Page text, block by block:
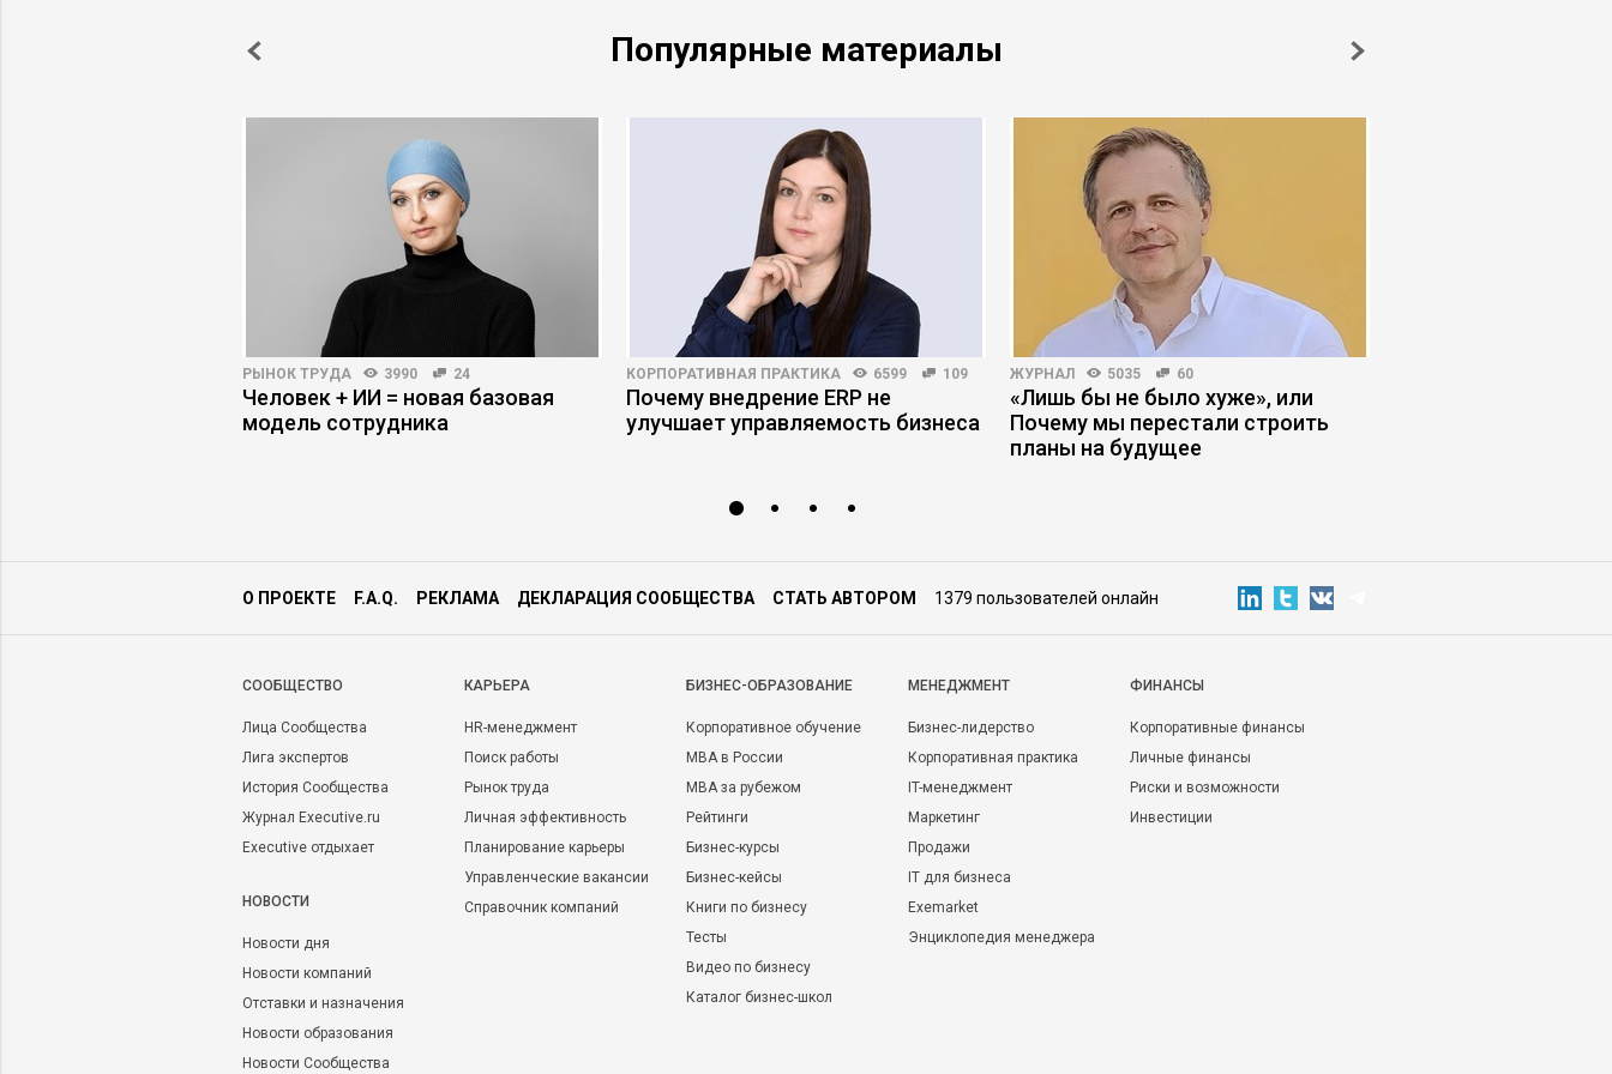
Популярные материалы
РЫНОК ТРУДА 3990 24
Человек + ИИ = новая базовая
модель сотрудника
КОРПОРАТИВНАЯ ПРАКТИКА 6599 109
Почему внедрение ERP не
улучшает управляемость бизнеса
ЖУРНАЛ 5035 60
«Лишь бы не было хуже», или
Почему мы перестали строить
планы на будущее
О ПРОЕКТЕ F.A.Q. РЕКЛАМА ДЕКЛАРАЦИЯ СООБЩЕСТВА СТАТЬ АВТОРОМ 1379 пользователей онлайн
CООБЩЕСТВО
Лица Сообщества
Лига экспертов
История Сообщества
Журнал Executive.ru
Executive отдыхает
НОВОСТИ
Новости дня
Новости компаний
Отставки и назначения
Новости образования
Новости Сообщества
КАРЬЕРА
HR-менеджмент
Поиск работы
Рынок труда
Личная эффективность
Планирование карьеры
Управленческие вакансии
Справочник компаний
БИЗНЕС-ОБРАЗОВАНИЕ
Корпоративное обучение
MBA в России
MBA за рубежом
Рейтинги
Бизнес-курсы
Бизнес-кейсы
Книги по бизнесу
Тесты
Видео по бизнесу
Каталог бизнес-школ
МЕНЕДЖМЕНТ
Бизнес-лидерство
Корпоративная практика
IT-менеджмент
Маркетинг
Продажи
IT для бизнеса
Exemarket
Энциклопедия менеджера
ФИНАНСЫ
Корпоративные финансы
Личные финансы
Риски и возможности
Инвестиции